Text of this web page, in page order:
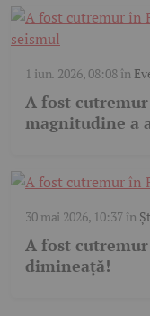
1 iun. 2026, 08:08în
A fost
magnitudine a
30 mai 2026, 10:37în
A fost
dimineață!